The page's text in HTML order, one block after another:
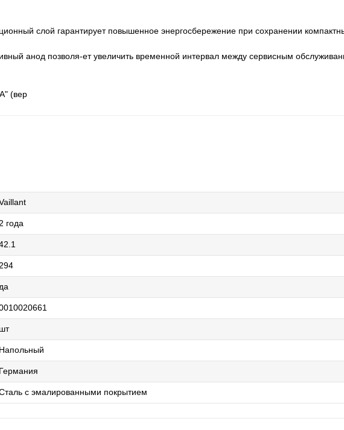
слой гарантирует повышенное энергосбережение при сохранении
анод позволя-ет увеличить временной интервал между сервисным
(вер
2 года
294
да
шт
Напольный
Германия
с эмалированными покрытием